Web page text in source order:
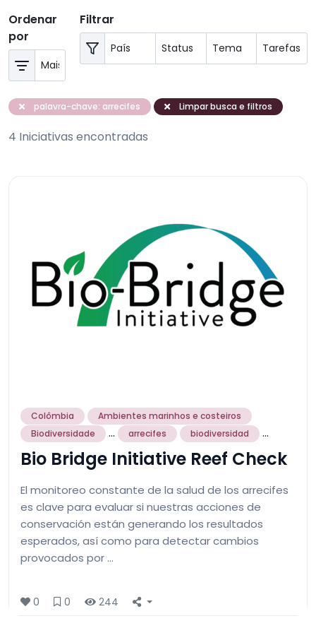
Ordenar
por
Filtrar
palavra-chave: arrecifes Limpar busca e filtros
4 Iniciativas encontradas
Colômbia
Ambientes marinhos e costeiros
Biodiversidade
... arrecifes biodiversidad ...
Bio Bridge Initiative Reef Check
El monitoreo constante de la salud de los arrecifes
es clave para evaluar si nuestras acciones de
conservación están generando los resultados
esperados, así como para detectar cambios
provocados por …
0 0 244